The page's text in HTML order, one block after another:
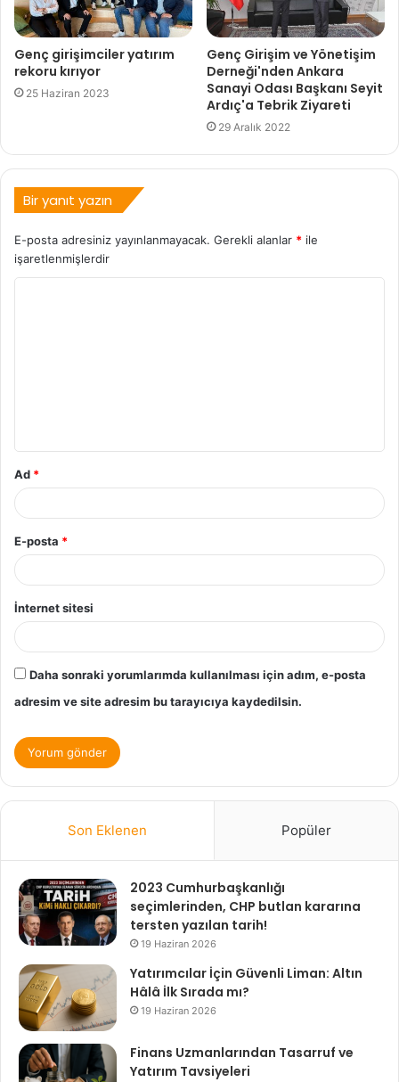
Genç girişimciler yatırım
rekoru kırıyor
25 Haziran 2023
Genç Girişim ve Yönetişim
Derneği'nden Ankara
Sanayi Odası Başkanı Seyit
Ardıç'a Tebrik Ziyareti
29 Aralık 2022
Bir yanıt yazın
E-posta adresiniz yayınlanmayacak. Gerekli alanlar * ile
işaretlenmişlerdir
Ad *
E-posta *
İnternet sitesi
Daha sonraki yorumlarımda kullanılması için adım, e-posta
adresim ve site adresim bu tarayıcıya kaydedilsin.
Son Eklenen Popüler
2023 Cumhurbaşkanlığı
seçimlerinden, CHP butlan kararına
tersten yazılan tarih!
19 Haziran 2026
Yatırımcılar İçin Güvenli Liman: Altın
Hâlâ İlk Sırada mı?
19 Haziran 2026
Finans Uzmanlarından Tasarruf ve
Yatırım Tavsiyeleri